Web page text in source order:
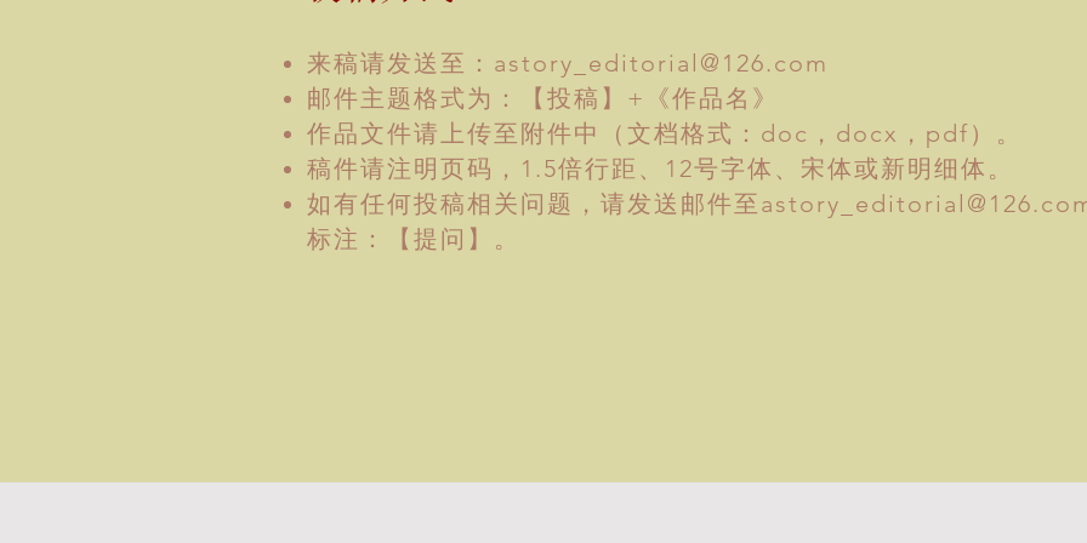
来稿请发送至： astory_editorial@126.com
邮件主题格式为：【投稿】+《作品名》
作品文件请上传至附件中（文档格式：doc，docx，pdf）。
稿件请注明页码，1.5倍行距、12号字体、宋体或新明细体。
如有任何投稿相关问题，请发送邮件至
标注：【提问】。